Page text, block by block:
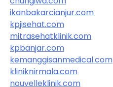
ikanbakarcianjur.com
kpjisehat.com
mitrasehatklinik.com
kpbanjar.com
kemanggisanmedical.com
kliniknirmala.com
nouvelleklinik.com